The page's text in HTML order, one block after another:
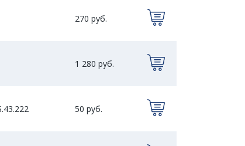
270 руб.
1 280 руб.
50 руб.